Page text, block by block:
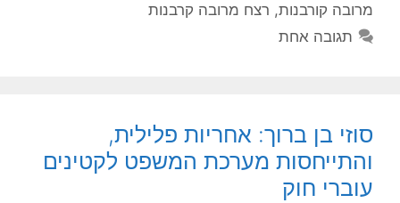
מרובה קורבנות, רצח מרובה קרבנות
תגובה אחת
סוזי בן ברוך: אחריות פלילית,
והתייחסות מערכת המשפט לקטינים
עוברי חוק